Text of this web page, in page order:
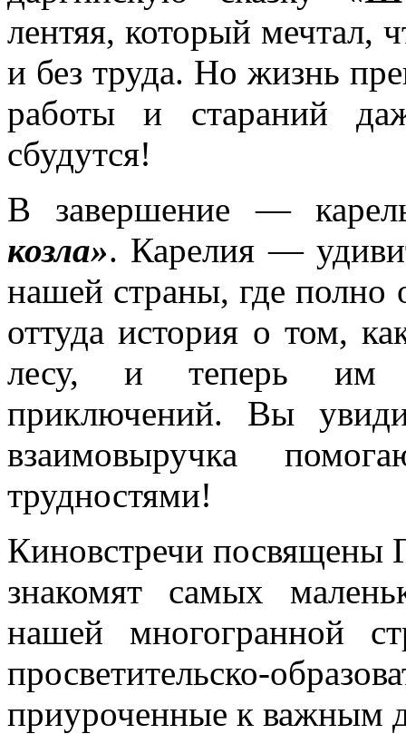
лентяя, который мечтал,
и без труда. Но жизнь
работы и стараний
сбудутся!
В завершение —
козла». Карелия —
нашей страны, где полно
оттуда история о том,
лесу, и теперь им
приключений. Вы
взаимовыручка
трудностями!
Киновстречи посвящены
знакомят самых
нашей многогранной
просветительско-
приуроченные к важным